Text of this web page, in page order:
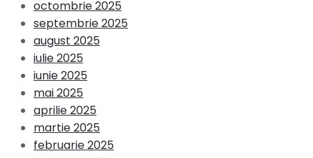
octombrie 2025
septembrie 2025
august 2025
iulie 2025
iunie 2025
mai 2025
aprilie 2025
martie 2025
februarie 2025